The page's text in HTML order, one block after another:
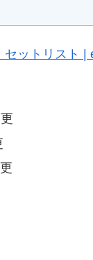
ットリスト |